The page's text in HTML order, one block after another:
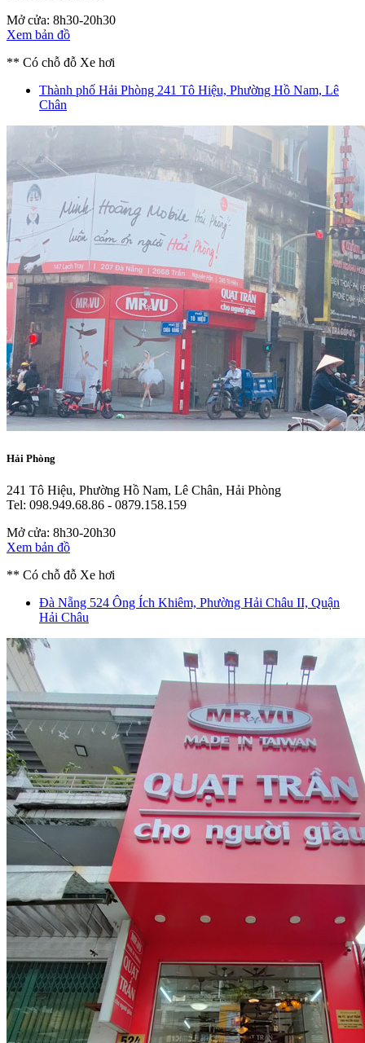
Mở cửa: 8h30-20h30
Xem bản đồ
** Có chỗ đỗ Xe hơi
Thành phố Hải Phòng 241 Tô Hiệu, Phường Hồ Nam, Lê
Chân
Hải Phòng
241 Tô Hiệu, Phường Hồ Nam, Lê Chân, Hải Phòng
Tel: 098.949.68.86 - 0879.158.159
Mở cửa: 8h30-20h30
Xem bản đồ
** Có chỗ đỗ Xe hơi
Đà Nẵng 524 Ông Ích Khiêm, Phường Hải Châu II, Quận
Hải Châu